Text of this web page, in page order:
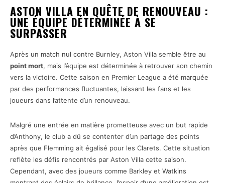
ASTON VILLA EN QUÊTE DE RENOUVEAU :
UNE ÉQUIPE DÉTERMINÉE À SE
SURPASSER
Après un match nul contre Burnley, Aston Villa semble être au
point mort, mais l’équipe est déterminée à retrouver son chemin
vers la victoire. Cette saison en Premier League a été marquée
par des performances fluctuantes, laissant les fans et les
joueurs dans l’attente d’un renouveau.
Malgré une entrée en matière prometteuse avec un but rapide
d’Anthony, le club a dû se contenter d’un partage des points
après que Flemming ait égalisé pour les Clarets. Cette situation
reflète les défis rencontrés par Aston Villa cette saison.
Cependant, avec des joueurs comme Barkley et Watkins